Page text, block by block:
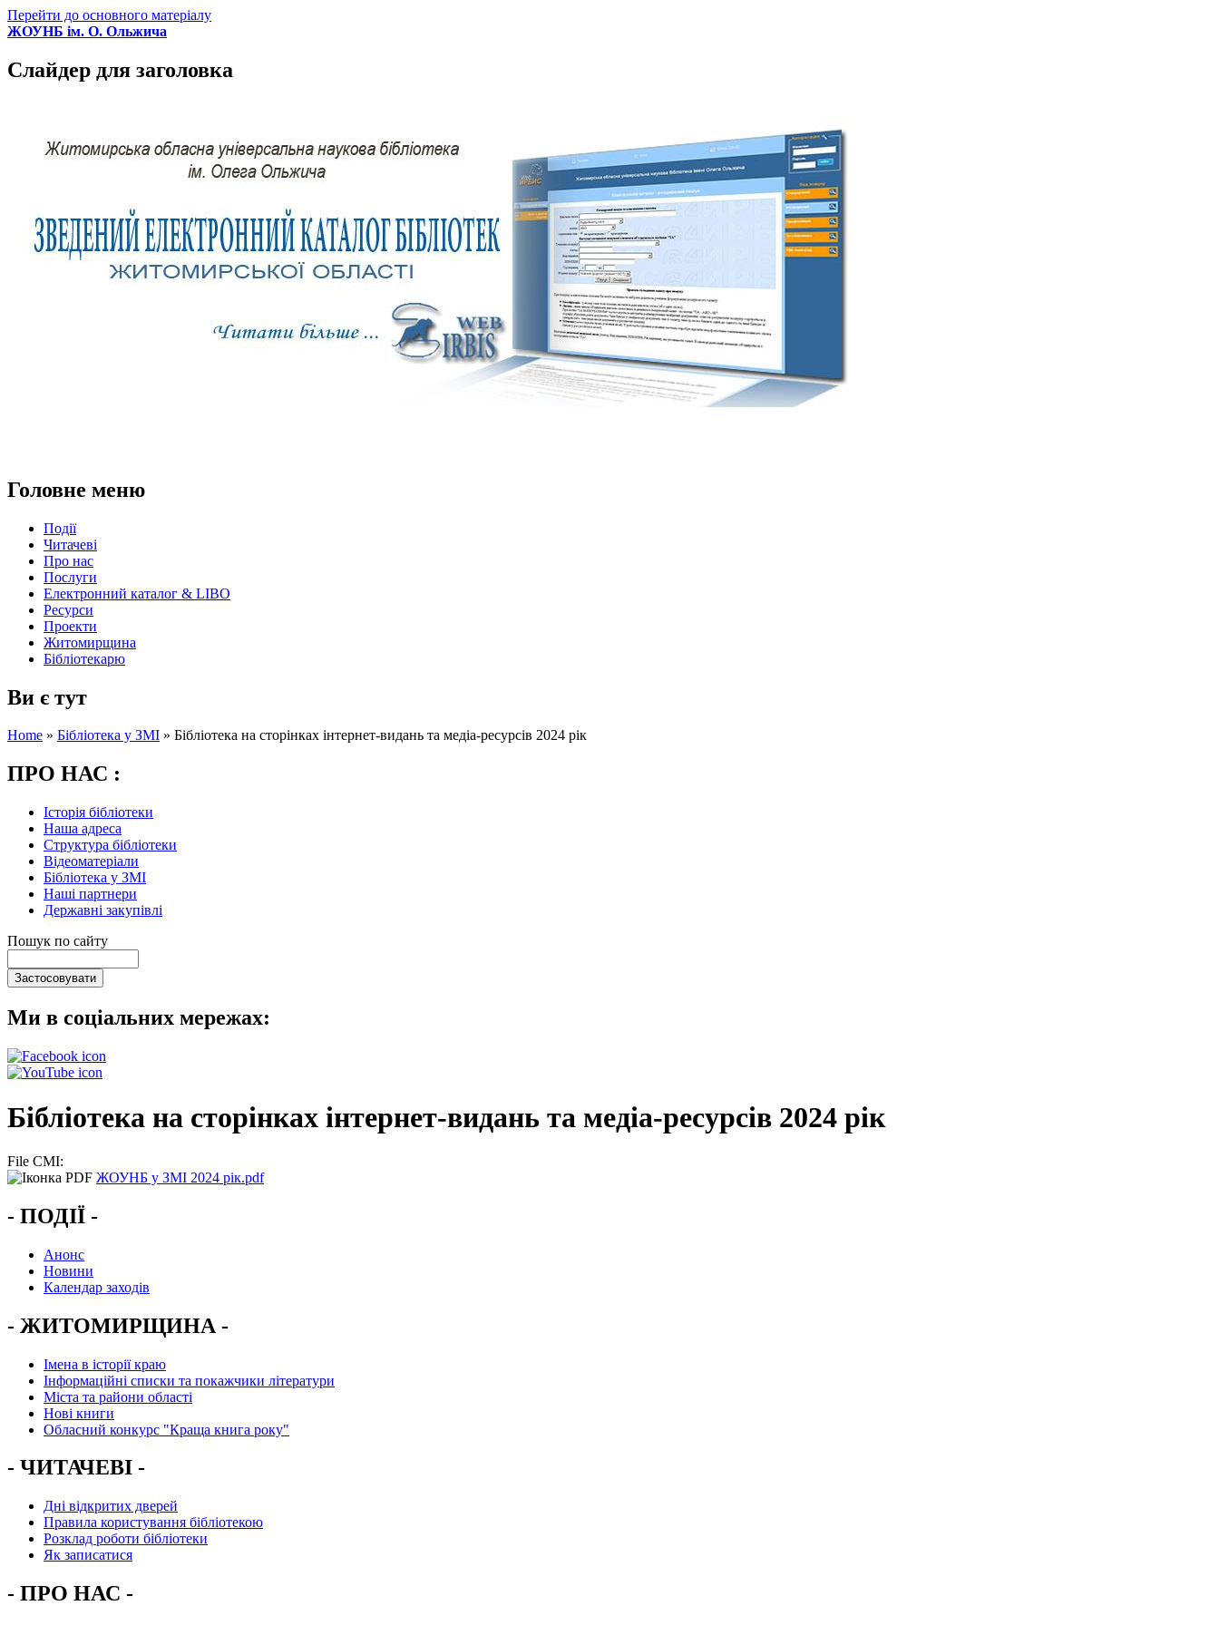
Перейти до основного матеріалу
ЖОУНБ ім. О. Ольжича
Слайдер для заголовка
Головне меню
Події
Читачеві
Про нас
Послуги
Електронний каталог & LIBO
Ресурси
Проекти
Житомирщина
Бібліотекарю
Ви є тут
Home » Бібліотека у ЗМІ » Бібліотека на сторінках інтернет-видань та медіа-ресурсів 2024 рік
ПРО НАС :
Історія бібліотеки
Наша адреса
Структура бібліотеки
Відеоматеріали
Бібліотека у ЗМІ
Наші партнери
Державні закупівлі
Пошук по сайту
Ми в соціальних мережах:
Бібліотека на сторінках інтернет-видань та медіа-ресурсів 2024 рік
File CMI:
ЖОУНБ у ЗМІ 2024 рік.pdf
- ПОДІЇ -
Анонс
Новини
Календар заходів
- ЖИТОМИРЩИНА -
Імена в історії краю
Інформаційні списки та покажчики літератури
Міста та райони області
Нові книги
Обласний конкурс "Краща книга року"
- ЧИТАЧЕВІ -
Дні відкритих дверей
Правила користування бібліотекою
Розклад роботи бібліотеки
Як записатися
- ПРО НАС -